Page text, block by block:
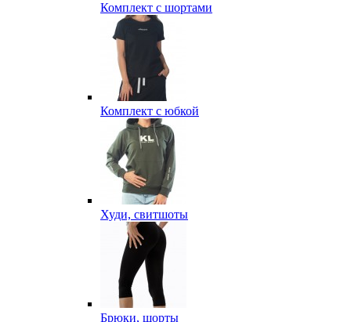
Комплект с шортами
Комплект с юбкой
Худи, свитшоты
Брюки, шорты